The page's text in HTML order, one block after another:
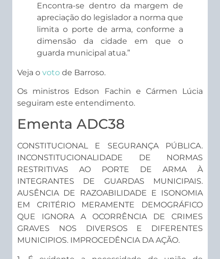
Encontra-se dentro da margem de
apreciação do legislador a norma que
limita o porte de arma, conforme a
dimensão da cidade em que o
guarda municipal atua.”
Veja o voto de Barroso.
Os ministros Edson Fachin e Cármen Lúcia
seguiram este entendimento.
Ementa ADC38
CONSTITUCIONAL E SEGURANÇA PÚBLICA.
INCONSTITUCIONALIDADE DE NORMAS
RESTRITIVAS AO PORTE DE ARMA À
INTEGRANTES DE GUARDAS MUNICIPAIS.
AUSÊNCIA DE RAZOABILIDADE E ISONOMIA
EM CRITÉRIO MERAMENTE DEMOGRÁFICO
QUE IGNORA A OCORRÊNCIA DE CRIMES
GRAVES NOS DIVERSOS E DIFERENTES
MUNICIPIOS. IMPROCEDÊNCIA DA AÇÃO.